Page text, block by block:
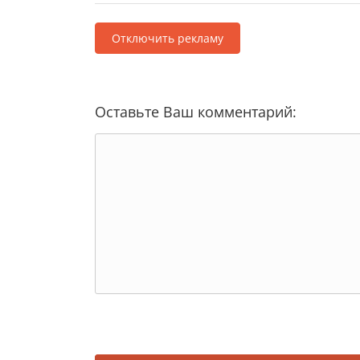
Отключить рекламу
Оставьте Ваш комментарий: